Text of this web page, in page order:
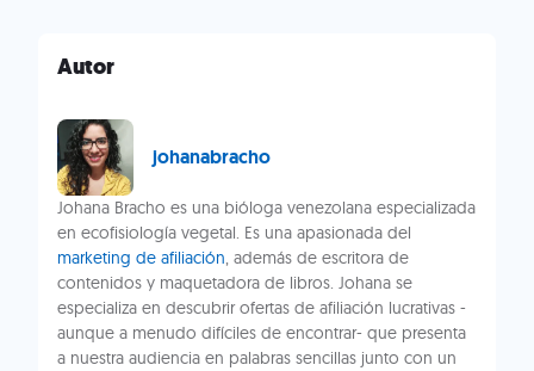
Autor
johanabracho
Johana Bracho es una bióloga venezolana especializada
en ecofisiología vegetal. Es una apasionada del
marketing de afiliación, además de escritora de
contenidos y maquetadora de libros. Johana se
especializa en descubrir ofertas de afiliación lucrativas -
aunque a menudo difíciles de encontrar- que presenta
a nuestra audiencia en palabras sencillas junto con un